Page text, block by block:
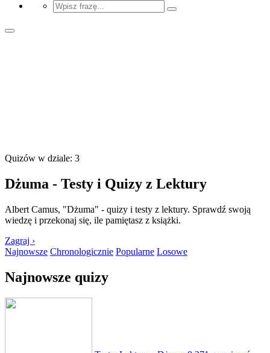
Quizów w dziale: 3
Dżuma - Testy i Quizy z Lektury
Albert Camus, "Dżuma" - quizy i testy z lektury. Sprawdź swoją
wiedzę i przekonaj się, ile pamiętasz z książki.
Zagraj ›
Najnowsze Chronologicznie Popularne Losowe
Najnowsze quizy